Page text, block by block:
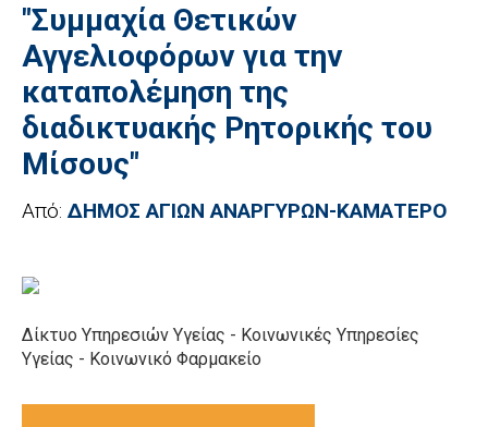
"Συμμαχία Θετικών
Αγγελιοφόρων για την
καταπολέμηση της
διαδικτυακής Ρητορικής του
Μίσους"
Από: ΔΗΜΟΣ ΑΓΙΩΝ ΑΝΑΡΓΥΡΩΝ-ΚΑΜΑΤΕΡΟ
Δίκτυο Υπηρεσιών Υγείας - Κοινωνικές Υπηρεσίες
Υγείας - Κοινωνικό Φαρμακείο